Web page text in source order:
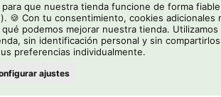
para que nuestra tienda funcione de forma
🍪 Con tu consentimiento, cookies adicionales
podemos mejorar nuestra tienda.
sin identificación personal y sin
preferencias individualmente.
ajustes